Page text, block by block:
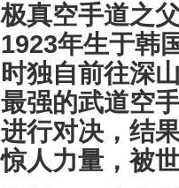
极真空手道之
1923年生于韩
时独自前往深
最强的武道空
进行对决，结
惊人力量，被